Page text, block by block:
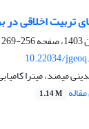
تربیت اخلاقی
256-269
10.22034/
میمند، میترا
1.14 M